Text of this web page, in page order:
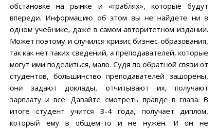
обстановке на рынке и «граблях», которые будут
впереди. Информацию об этом вы не найдете ни в
одном учебнике, даже в самом авторитетном издании.
Может поэтому и случился кризис бизнес-образования,
так как нет таких сведений, а преподавателей, которые
могут ими поделиться, мало. Судя по обратной связи от
студентов, большинство преподавателей зашорены,
они задают доклады, отчитывают их, получают
зарплату и все. Давайте смотреть правде в глаза. В
итоге студент учится 3-4 года, получает диплом,
который ему в общем-то и не нужен. И он не